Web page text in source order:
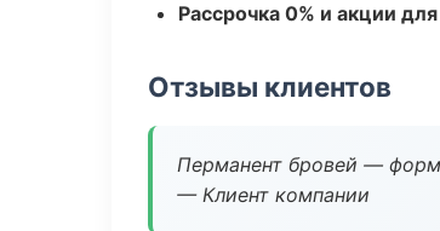
Рассрочка 0% и акции
Отзывы клиентов
Перманент бровей —
— Клиент компании